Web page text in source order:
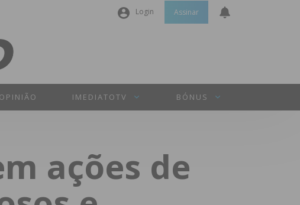
Login
Senha
INICIAR SESSÃO
Assinar
OPINIÃO IMEDIATOTV BÓNUS
ações de